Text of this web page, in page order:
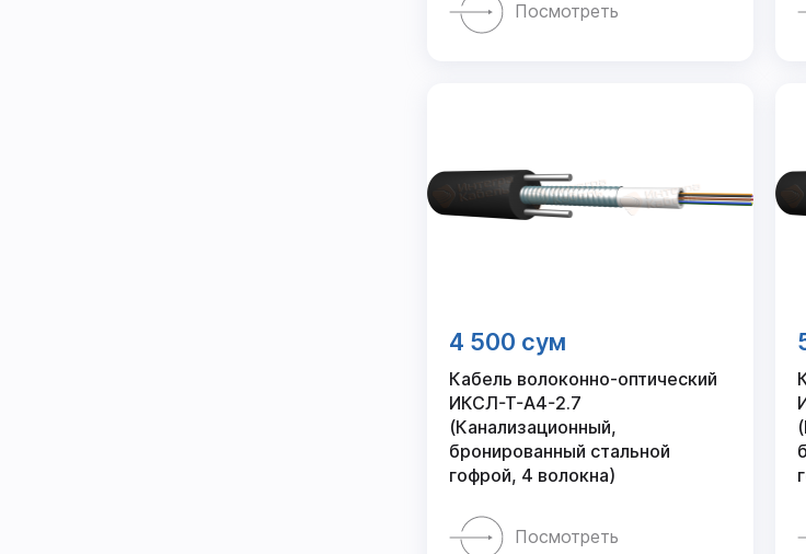
Посмотреть
4 500 сум
Кабель волоконно-оптический
ИКСЛ-Т-А4-2.7
(Канализационный,
бронированный стальной
гофрой, 4 волокна)
Посмотреть